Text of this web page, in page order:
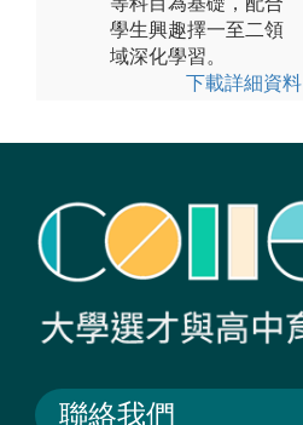
學生興趣擇一至二領
域深化學習。
下載詳細資料
聯絡我們